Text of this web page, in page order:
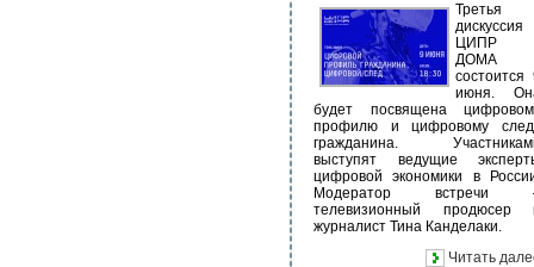
Третья
дискуссия
ЦИПР
ДОМА
состоится
июня.
будет посвящена
профилю и цифровому
гражданина.
выступят ведущие
цифровой экономики в
Модератор встречи
телевизионный продюсер
журналист Тина Канделаки.
Читать